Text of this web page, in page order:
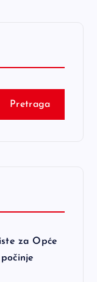
Pretraga
za Opće